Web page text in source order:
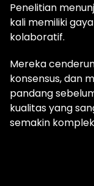
Penelitian
kali memiliki
kolaboratif.
Mereka
konsensus, dan
pandang
kualitas yang
semakin